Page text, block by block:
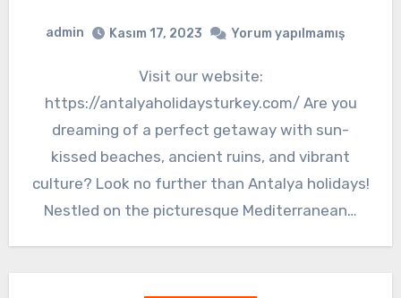
admin Kasım 17, 2023 Yorum yapılmamış
Visit our website:
https://antalyaholidaysturkey.com/ Are you
dreaming of a perfect getaway with sun-
kissed beaches, ancient ruins, and vibrant
culture? Look no further than Antalya holidays!
Nestled on the picturesque Mediterranean…